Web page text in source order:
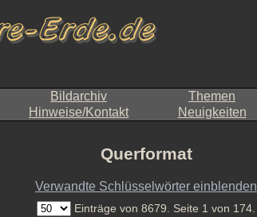
Bildarchiv Themen
Hinweise/Kontakt Neuigkeiten
Querformat
Verwandte Schlüsselwörter einblenden
Einträge von 8679. Seite 1 von 174.